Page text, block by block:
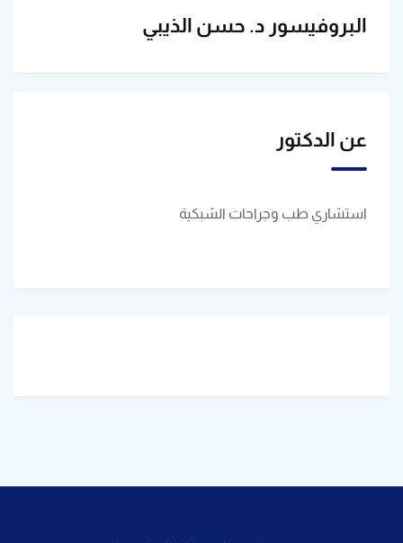
البروفيسور د. حسن الذيبي
عن الدكتور
استشاري طب وجراحات الشبكية